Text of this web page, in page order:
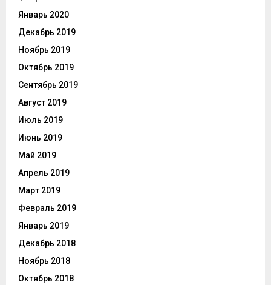
Январь 2020
Декабрь 2019
Ноябрь 2019
Октябрь 2019
Сентябрь 2019
Август 2019
Июль 2019
Июнь 2019
Май 2019
Апрель 2019
Март 2019
Февраль 2019
Январь 2019
Декабрь 2018
Ноябрь 2018
Октябрь 2018